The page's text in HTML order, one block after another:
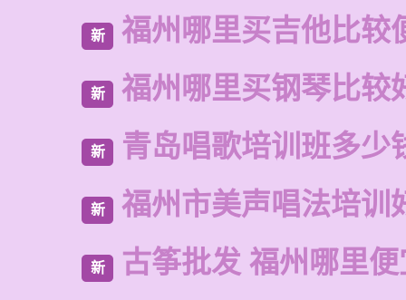
新 福州哪里买吉他比较
新 福州哪里买钢琴比较
新 青岛唱歌培训班多少
新 福州市美声唱法培训
新 古筝批发 福州哪里